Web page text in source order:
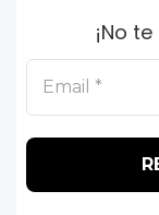
¡No